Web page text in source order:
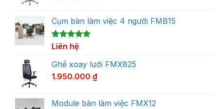
Cụm bàn làm việc 4 người FMB15
5.00trên 5
dựa trên
1
đánh giá
Liên hệ
Ghế xoay lưới FMX825
1.950.000 ₫
Module bàn làm việc FMX12